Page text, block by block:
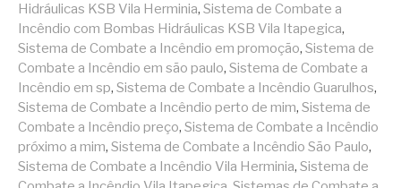
Hidráulicas KSB Vila Herminia, Sistema de Combate a
Incêndio com Bombas Hidráulicas KSB Vila Itapegica,
Sistema de Combate a Incêndio em promoção, Sistema de
Combate a Incêndio em são paulo, Sistema de Combate a
Incêndio em sp, Sistema de Combate a Incêndio Guarulhos,
Sistema de Combate a Incêndio perto de mim, Sistema de
Combate a Incêndio preço, Sistema de Combate a Incêndio
próximo a mim, Sistema de Combate a Incêndio São Paulo,
Sistema de Combate a Incêndio Vila Herminia, Sistema de